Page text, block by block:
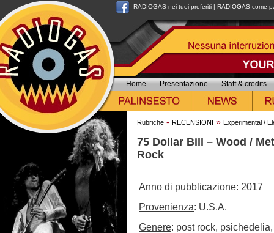
RADIOGAS nei tuoi preferiti | RADIOGAS come
Home Presentazione Staff & credits
Rubriche - RECENSIONI » Experimental /
75 Dollar Bill – Wood /
Rock
Anno di pubblicazione: 2017
Provenienza: U.S.A.
Genere: post rock,